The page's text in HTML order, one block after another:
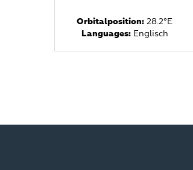
Orbitalposition: 28.2°E
Languages:Englisch